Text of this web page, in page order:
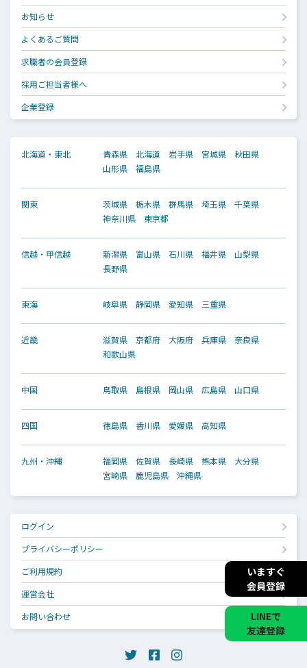
いますぐ
会員登録
LINEで
友達登録
お知らせ
よくあるご質問
求職者の会員登録
採用ご担当者様へ
企業登録
北海道・東北 青森県 北海道 岩手県 宮城県
秋田県
山形県
福島県
関東 茨城県 栃木県 群馬県 埼玉県
千葉県
神奈川県
東京都
信越・甲信越 新潟県 富山県 石川県 福井県
山梨県
長野県
東海 岐阜県 静岡県 愛知県 三重県
近畿 滋賀県 京都府 大阪府 兵庫県
奈良県
和歌山県
中国 鳥取県 島根県 岡山県 広島県 山口県
四国 徳島県 香川県 愛媛県 高知県
九州・沖縄 福岡県 佐賀県 長崎県 熊本県
大分県
宮崎県
鹿児島県 沖縄県
ログイン
プライバシーポリシー
ご利用規約
運営会社
お問い合わせ